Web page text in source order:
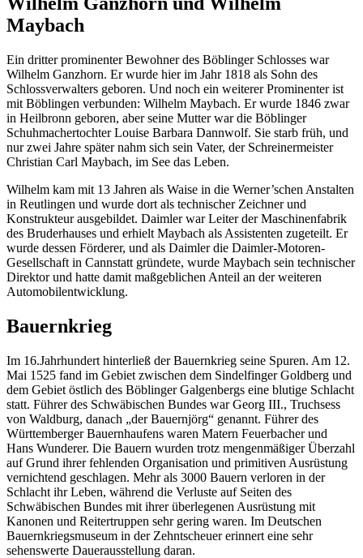
Maybach
Ein dritter prominenter Bewohner des Böblinger Schlosses war
Wilhelm Ganzhorn. Er wurde hier im Jahr 1818 als Sohn des
Schlossverwalters geboren. Und noch ein weiterer Prominenter ist
mit Böblingen verbunden: Wilhelm Maybach. Er wurde 1846 zwar
in Heilbronn geboren, aber seine Mutter war die Böblinger
Schuhmachertochter Louise Barbara Dannwolf. Sie starb früh, und
nur zwei Jahre später nahm sich sein Vater, der Schreinermeister
Christian Carl Maybach, im See das Leben.
Wilhelm kam mit 13 Jahren als Waise in die Werner’schen Anstalten
in Reutlingen und wurde dort als technischer Zeichner und
Konstrukteur ausgebildet. Daimler war Leiter der Maschinenfabrik
des Bruderhauses und erhielt Maybach als Assistenten zugeteilt. Er
wurde dessen Förderer, und als Daimler die Daimler-Motoren-
Gesellschaft in Cannstatt gründete, wurde Maybach sein technischer
Direktor und hatte damit maßgeblichen Anteil an der weiteren
Automobilentwicklung.
Bauernkrieg
Im 16.Jahrhundert hinterließ der Bauernkrieg seine Spuren. Am 12.
Mai 1525 fand im Gebiet zwischen dem Sindelfinger Goldberg und
dem Gebiet östlich des Böblinger Galgenbergs eine blutige Schlacht
statt. Führer des Schwäbischen Bundes war Georg III., Truchsess
von Waldburg, danach „der Bauernjörg“ genannt. Führer des
Württemberger Bauernhaufens waren Matern Feuerbacher und
Hans Wunderer. Die Bauern wurden trotz mengenmäßiger Überzahl
auf Grund ihrer fehlenden Organisation und primitiven Ausrüstung
vernichtend geschlagen. Mehr als 3000 Bauern verloren in der
Schlacht ihr Leben, während die Verluste auf Seiten des
Schwäbischen Bundes mit ihrer überlegenen Ausrüstung mit
Kanonen und Reitertruppen sehr gering waren. Im Deutschen
Bauernkriegsmuseum in der Zehntscheuer erinnert eine sehr
sehenswerte Dauerausstellung daran.